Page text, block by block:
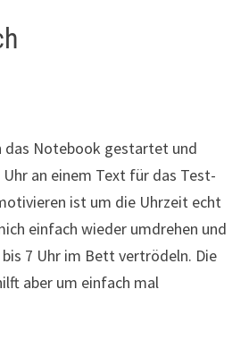
das Notebook gestartet und
an einem Text für das Test-
ist um die Uhrzeit echt
einfach wieder umdrehen und
7 Uhr im Bett vertrödeln. Die
aber um einfach mal